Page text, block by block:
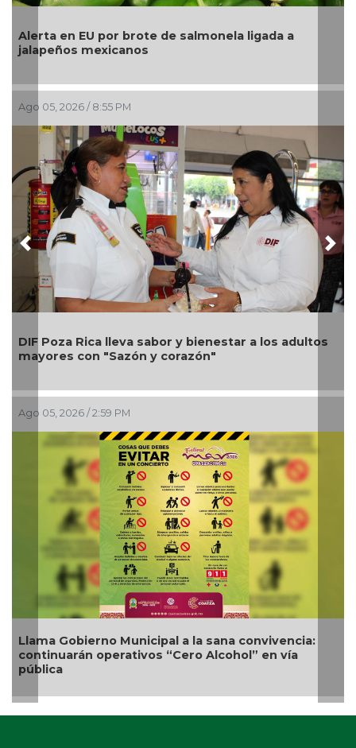
La UNAM analiza sanción de hasta 20 millones de
pesos a Territorium Life
Ago 05, 2026 / 2:23 PM
Una silla de ruedas, un nuevo apoyo para Flor
Alondra: Pedro Miguel y Sonia Marie responden a
petición de familia
Ago 05, 2026 / 12:13 PM
Nueva oferta educativa impulsará la
competitividad turística de Veracruz
Previous